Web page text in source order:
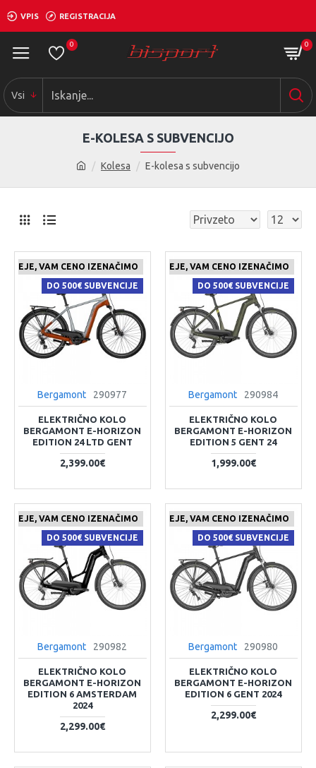
VPIS REGISTRACIJA
0 0
Vsi
Kolesa E-kolesa s subvencijo
E-KOLESA S SUBVENCIJO
VAM CENO IZENAČIMO
DO 500€ SUBVENCIJE
Bergamont 290977
ELEKTRIČNO KOLO
BERGAMONT E-HORIZON
EDITION 24 LTD GENT
2,399.00€
ČE NAJDETE IZDELEK KJE CENEJE, VAM CENO IZENAČIMO
DO 500€ SUBVENCIJE
Bergamont 290984
ELEKTRIČNO KOLO
BERGAMONT E-HORIZON
EDITION 5 GENT 24
1,999.00€
VAM CENO IZENAČIMO
DO 500€ SUBVENCIJE
Bergamont 290982
ELEKTRIČNO KOLO
BERGAMONT E-HORIZON
EDITION 6 AMSTERDAM
2024
2,299.00€
ČE NAJDETE IZDELEK KJE CENEJE, VAM CENO IZENAČIMO
DO 500€ SUBVENCIJE
Bergamont 290980
ELEKTRIČNO KOLO
BERGAMONT E-HORIZON
EDITION 6 GENT 2024
2,299.00€